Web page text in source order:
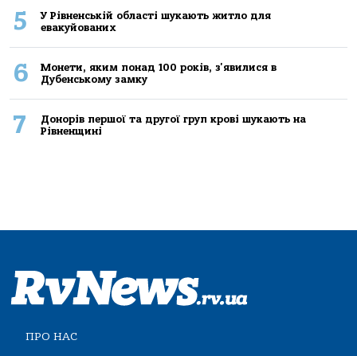
5
У Рівненській області шукають житло для
евакуйованих
6
Монети, яким понад 100 років, з'явилися в
Дубенському замку
7
Донорів першої та другої груп крові шукають на
Рівненщині
ПРО НАС